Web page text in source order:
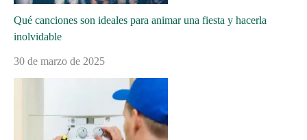
Qué canciones son ideales para animar una fiesta y hacerla
inolvidable
30 de marzo de 2025